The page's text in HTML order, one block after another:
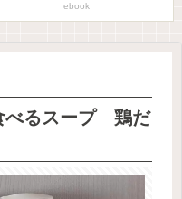
ebook
べるスープ 鶏だ